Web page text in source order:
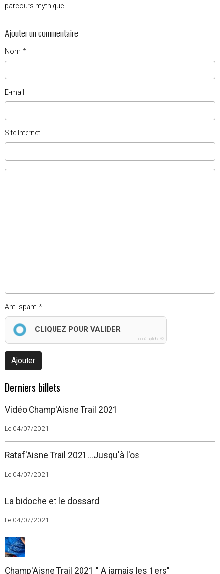
parcours mythique
Ajouter un commentaire
Nom
E-mail
Site Internet
Anti-spam
CLIQUEZ POUR VALIDER
IconCaptcha ©
Ajouter
Derniers billets
Vidéo Champ'Aisne Trail 2021
Le 04/07/2021
Rataf'Aisne Trail 2021...Jusqu'à l'os
Le 04/07/2021
La bidoche et le dossard
Le 04/07/2021
Champ'Aisne Trail 2021 " A jamais les 1ers"